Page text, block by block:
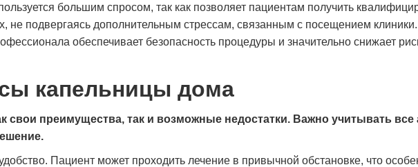
большим спросом, так как позволяет пациентам получить
не подвергаясь дополнительным стрессам, связанным с посещением
обеспечивает безопасность процедуры и значительно снижает
капельницы дома
свои преимущества, так и возможные недостатки. Важно учитывать все
Пациент может проходить лечение в привычной обстановке, что